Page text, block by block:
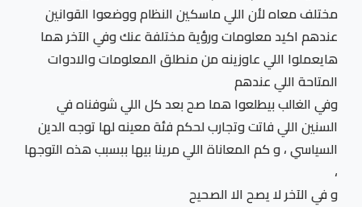
مختلف معاه لأن اللي ماسكين النظام ووضعوا القوانين
عندهم اكيد معلومات ورؤية مختلفة عنك وفي الآخر هما
هايعملوا اللي عاوزينه من منطلق المعلومات والادوات
المتاحة اللي عندهم
وفي الغالب بيطلعوا هما صح بعد كل اللي شوفناه في
السنين اللي فاتت وتجارب لحكم فئة معينه لها توجه الدين
السياسي ، و كم المعاناة اللي مرينا بيها ببسبب هذه التوجها
،
و في الآخر لا يصح الا الصحيح